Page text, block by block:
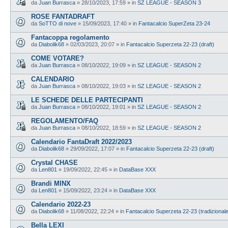
da Juan Burrasca » 28/10/2023, 17:59 » in SZ LEAGUE - SEASON 3
ROSE FANTADRAFT
da SoTTO di nove » 15/09/2023, 17:40 » in Fantacalcio SuperZeta 23-24
Fantacoppa regolamento
da Diabolik68 » 02/03/2023, 20:07 » in Fantacalcio Superzeta 22-23 (draft)
COME VOTARE?
da Juan Burrasca » 08/10/2022, 19:09 » in SZ LEAGUE - SEASON 2
CALENDARIO
da Juan Burrasca » 08/10/2022, 19:03 » in SZ LEAGUE - SEASON 2
LE SCHEDE DELLE PARTECIPANTI
da Juan Burrasca » 08/10/2022, 19:01 » in SZ LEAGUE - SEASON 2
REGOLAMENTO/FAQ
da Juan Burrasca » 08/10/2022, 18:59 » in SZ LEAGUE - SEASON 2
Calendario FantaDraft 2022/2023
da Diabolik68 » 29/09/2022, 17:07 » in Fantacalcio Superzeta 22-23 (draft)
Crystal CHASE
da Len801 » 19/09/2022, 22:45 » in DataBase XXX
Brandi MINX
da Len801 » 15/09/2022, 23:24 » in DataBase XXX
Calendario 2022-23
da Diabolik68 » 11/08/2022, 22:24 » in Fantacalcio Superzeta 22-23
Bella LEXI